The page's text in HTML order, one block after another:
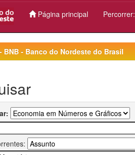
Página principal Percorrer:
BNB - Banco do Nordeste do Brasil